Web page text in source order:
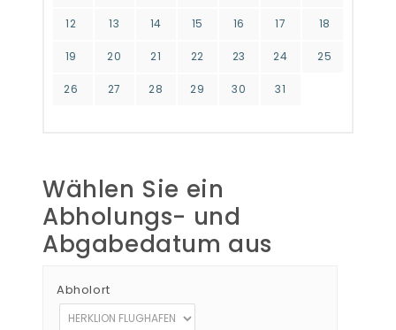
12 13 14 15 16 17 18
19 20 21 22 23 24 25
26 27 28 29 30 31
Wählen Sie ein
Abholungs- und
Abgabedatum aus
Abholort